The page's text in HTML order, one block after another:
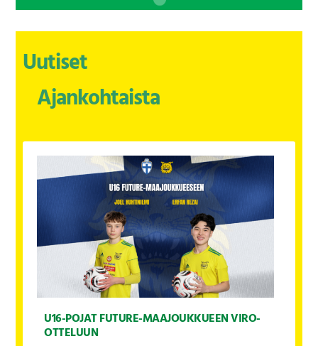
Uutiset
Ajankohtaista
U16-POJAT FUTURE-MAAJOUKKUEEN VIRO-
OTTELUUN